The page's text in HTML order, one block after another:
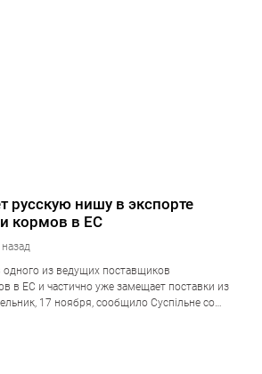
русскую нишу в экспорте
кормов в ЕС
из ведущих поставщиков
в ЕС и частично уже замещает поставки из
17 ноября, сообщило Суспільне со